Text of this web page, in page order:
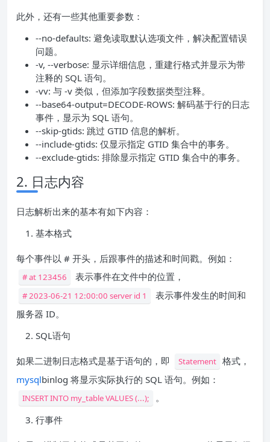
此外，还有一些其他重要参数：
--no-defaults: 避免读取默认选项文件，解决配置错误
问题。
-v, --verbose: 显示详细信息，重建行格式并显示为带
注释的 SQL 语句。
-vv: 与 -v 类似，但添加字段数据类型注释。
--base64-output=DECODE-ROWS: 解码基于行的日志
事件，显示为 SQL 语句。
--skip-gtids: 跳过 GTID 信息的解析。
--include-gtids: 仅显示指定 GTID 集合中的事务。
--exclude-gtids: 排除显示指定 GTID 集合中的事务。
2. 日志内容
日志解析出来的基本有如下内容：
基本格式
每个事件以 # 开头，后跟事件的描述和时间戳。例如：
# at 123456 表示事件在文件中的位置，
# 2023-06-21 12:00:00 server id 1
表示事件发生的时间和
服务器 ID。
SQL语句
如果二进制日志格式是基于语句的，即 Statement 格式，
mysqlbinlog 将显示实际执行的 SQL 语句。例如：
INSERT INTO my_table VALUES (...);
。
行事件